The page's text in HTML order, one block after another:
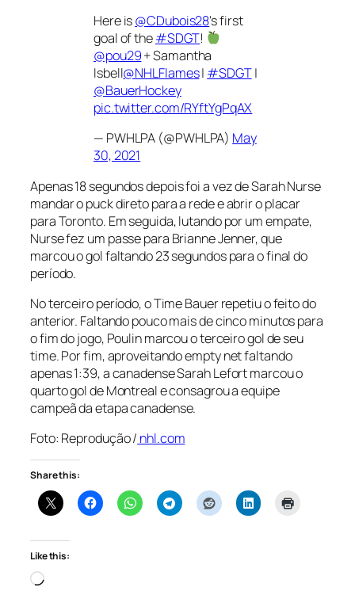
Here is@CDubois28's first
goal of the#SDGT!
@pou29+ Samantha
Isbell@NHLFlames| #SDGT|
@BauerHockey
pic.twitter.com/RYftYgPqAX
— PWHLPA (@PWHLPA) May
30, 2021
Apenas 18 segundos depois foi a vez de Sarah Nurse
mandar opuckdireto para a rede e abrir o placar
para Toronto. Em seguida, lutando por um empate,
Nurse fez um passe para Brianne Jenner, que
marcou o gol faltando 23 segundos para o final do
período.
No terceiro período, o Time Bauer repetiu o feito do
anterior. Faltando pouco mais de cinco minutos para
o fim do jogo, Poulin marcou o terceiro gol de seu
time. Por fim, aproveitandoempty netfaltando
apenas 1:39, a canadense Sarah Lefort marcou o
quarto gol de Montreal e consagrou a equipe
campeã da etapa canadense.
Foto: Reprodução / nhl.com
Share this:
Like this:
Loading…